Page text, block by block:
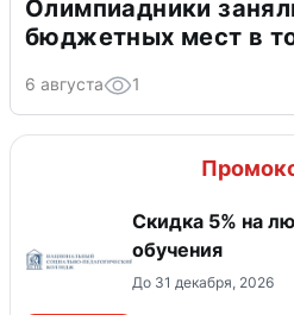
Олимпиадники
бюджетных мест в
6 августа 1
Скидка 5% на
обучения
До 31 декабря, 2026